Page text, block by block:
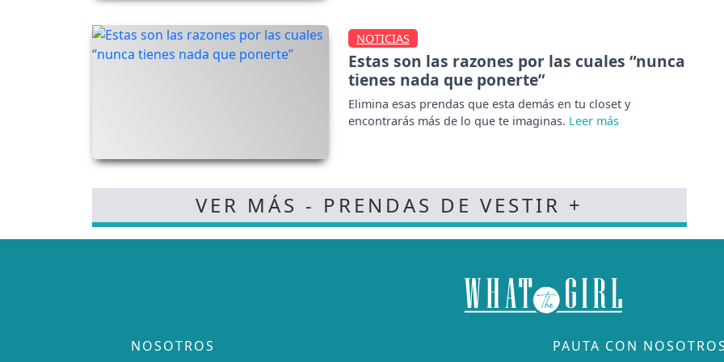
NOTICIAS
Estas son las razones por las cuales “nunca
tienes nada que ponerte”
Elimina esas prendas que esta demás en tu closet y
encontrarás más de lo que te imaginas.
VER MÁS - PRENDAS DE VESTIR +
NOSOTROS PAUTA CON